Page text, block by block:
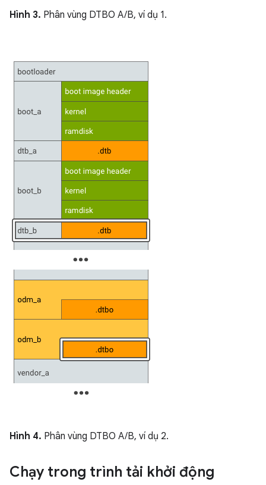
Hình 3. Phân vùng DTBO A/B, ví dụ 1.
Hình 4. Phân vùng DTBO A/B, ví dụ 2.
Chạy trong trình tải khởi động